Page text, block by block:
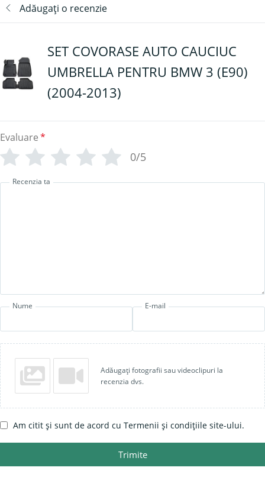
Adăugați o recenzie
SET COVORASE AUTO CAUCIUC
UMBRELLA PENTRU BMW 3 (E90)
(2004-2013)
Evaluare*
0/5
Recenzia ta
Nume E-mail
Adăugați fotografii sau videoclipuri la
recenzia dvs.
Am citit și sunt de acord cu Termenii și condițiile site-ului.
Trimite